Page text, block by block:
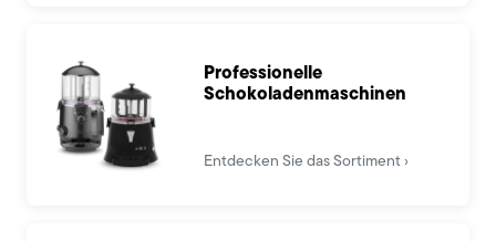
Professionelle
Schokoladenmaschinen
Entdecken Sie das Sortiment